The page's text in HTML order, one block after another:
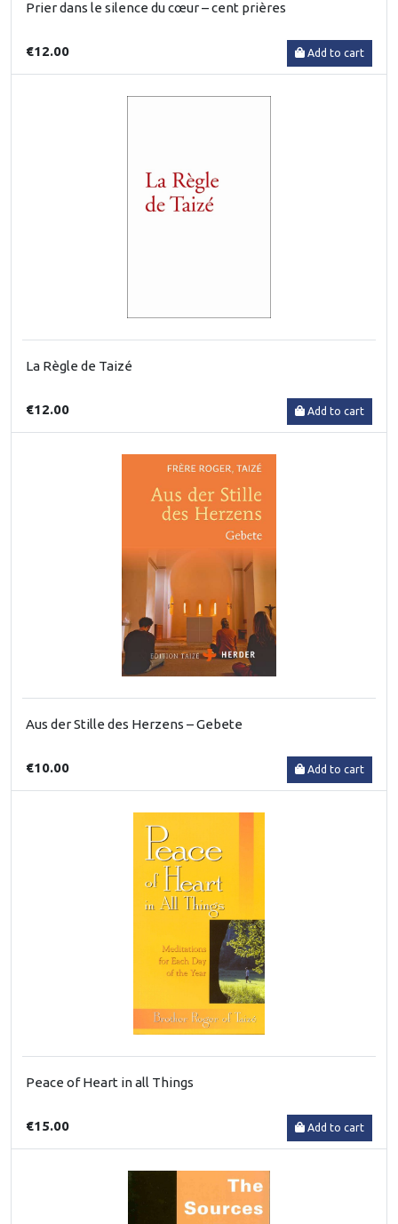
Prier dans le silence du cœur – cent prières
€12.00 Add to cart
La Règle de Taizé
€12.00 Add to cart
Aus der Stille des Herzens – Gebete
€10.00 Add to cart
Peace of Heart in all Things
€15.00 Add to cart